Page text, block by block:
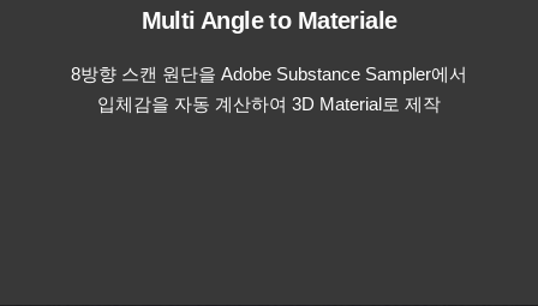
Multi Angle to Materiale
8방향 스캔 원단을 Adobe Substance Sampler에서
입체감을 자동 계산하여 3D Material로 제작